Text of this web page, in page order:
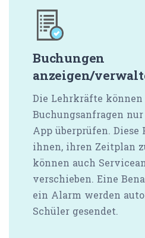
Buchungen
anzeigen/
Die Lehrkräfte
Buchungsanfragen
App überprüfen.
ihnen, ihren Zeitplan
können auch
verschieben. Eine
ein Alarm werden
Schüler gesendet.